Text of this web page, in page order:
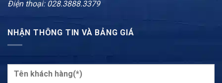
Điện thoại: 028.3888.3379
NHẬN THÔNG TIN VÀ BẢNG GIÁ